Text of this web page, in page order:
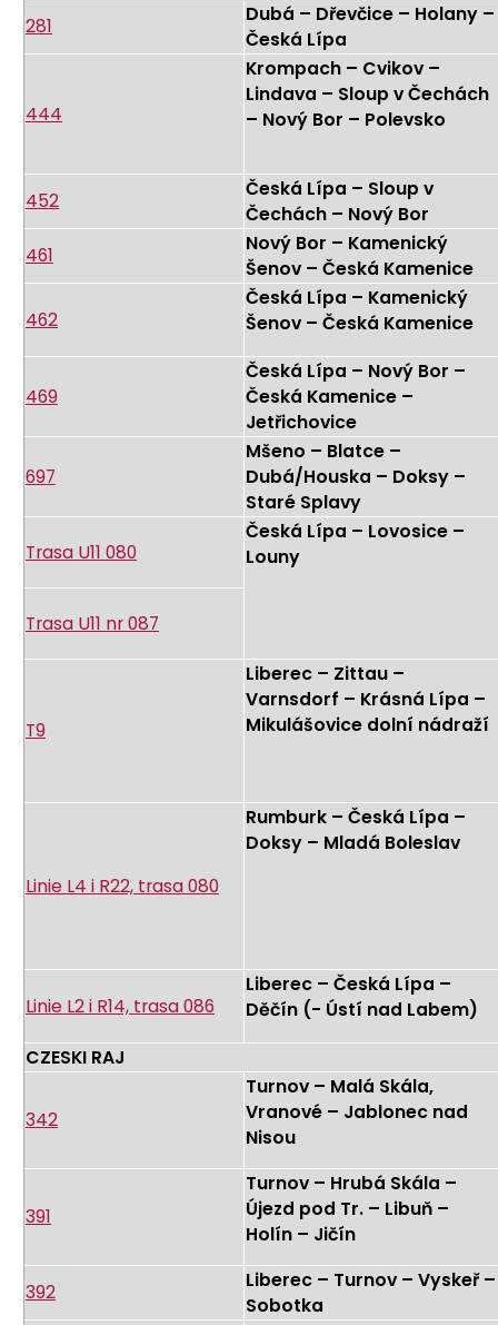
281
Dubá – Dřevčice – Holany –
Česká Lípa
444
Krompach – Cvikov –
Lindava – Sloup v Čechách
– Nový Bor – Polevsko
452
Česká Lípa – Sloup v
Čechách – Nový Bor
461
Nový Bor – Kamenický
Šenov – Česká Kamenice
462
Česká Lípa – Kamenický
Šenov – Česká Kamenice
469
Česká Lípa – Nový Bor –
Česká Kamenice –
Jetřichovice
697
Mšeno – Blatce –
Dubá/Houska – Doksy –
Staré Splavy
Trasa U11 080
Česká Lípa – Lovosice –
Louny
Trasa U11 nr 087
T9
Liberec – Zittau –
Varnsdorf – Krásná Lípa –
Mikulášovice dolní nádraží
Linie L4 i R22, trasa 080
Rumburk – Česká Lípa –
Doksy – Mladá Boleslav
Linie L2 i R14, trasa 086
Liberec – Česká Lípa –
Děčín (- Ústí nad Labem)
CZESKI RAJ
342
Turnov – Malá Skála,
Vranové – Jablonec nad
Nisou
391
Turnov – Hrubá Skála –
Újezd pod Tr. – Libuň –
Holín – Jičín
392
Liberec – Turnov – Vyskeř –
Sobotka